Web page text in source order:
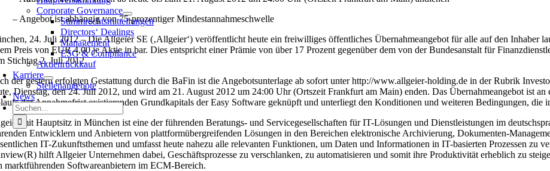
Corporate Governance
Stimmrechtsmitteilungen
Directors‘ Dealings
Management
ESG & Compliance
Aktienrückkauf
Karriere
Stellenangebote
News
Suche
nach:
– Angebot ist abhängig von 75-prozentiger Mindestannahmeschwelle
24. Juli 2012 – Die Allgeier SE (‚Allgeier‘) veröffentlicht heute ein freiwilliges öffentliches Übernahmeangebot für alle auf den Inhaber
Preis von EUR 4,00 je Aktie in bar. Dies entspricht einer Prämie von über 17 Prozent gegenüber dem von der Bundesanstalt für
Stichtag 2. Juli 2012.
der gestern erfolgten Gestattung durch die BaFin ist die Angebotsunterlage ab sofort unter http://www.allgeier-holding.de in der Rubrik
Dienstag, den 24. Juli 2012, und wird am 21. August 2012 um 24:00 Uhr (Ortszeit Frankfurt am Main) enden. Das Übernahmeangebot ist
der Annahmefrist existierenden Grundkapitals der Easy Software geknüpft und unterliegt den Konditionen und weiteren Bedingungen, die
mit Hauptsitz in München ist eine der führenden Beratungs- und Servicegesellschaften für IT-Lösungen und Dienstleistungen im
Entwicklern und Anbietern von plattformübergreifenden Lösungen in den Bereichen elektronische Archivierung, Dokumenten-
IT-Zukunftsthemen und umfasst heute nahezu alle relevanten Funktionen, um Daten und Informationen in IT-basierten Prozessen zu
hilft Allgeier Unternehmen dabei, Geschäftsprozesse zu verschlanken, zu automatisieren und somit ihre Produktivität erheblich zu
marktführenden Softwareanbietern im ECM-Bereich.